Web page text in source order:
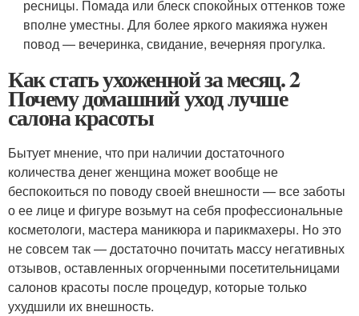
ресницы. Помада или блеск спокойных оттенков тоже
вполне уместны. Для более яркого макияжа нужен
повод — вечеринка, свидание, вечерняя прогулка.
Как стать ухоженной за месяц. 2
Почему домашний уход лучше
салона красоты
Бытует мнение, что при наличии достаточного
количества денег женщина может вообще не
беспокоиться по поводу своей внешности — все заботы
о ее лице и фигуре возьмут на себя профессиональные
косметологи, мастера маникюра и парикмахеры. Но это
не совсем так — достаточно почитать массу негативных
отзывов, оставленных огорченными посетительницами
салонов красоты после процедур, которые только
ухудшили их внешность.